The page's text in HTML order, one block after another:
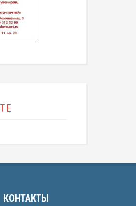
КОНТАКТЫ